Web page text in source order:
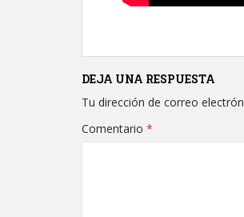
DEJA UNA RESPUESTA
Tu dirección de correo
Comentario *